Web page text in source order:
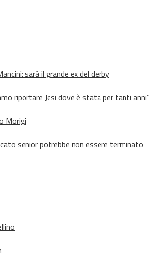
sarà il grande ex del derby
riportare Jesi dove è stata per tanti anni”
Morigi
senior potrebbe non essere terminato